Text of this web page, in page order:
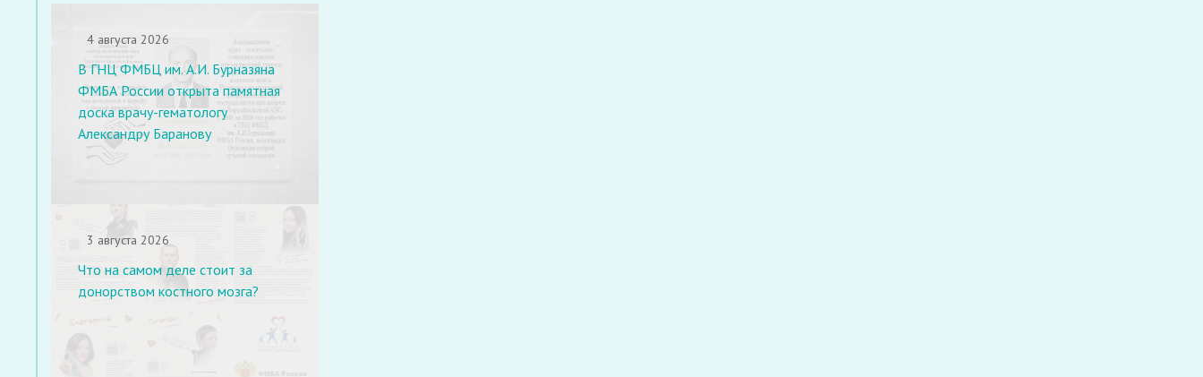
4 августа 2026
В ГНЦ ФМБЦ им. А.И. Бурназяна
ФМБА России открыта памятная
доска врачу-гематологу
Александру Баранову
3 августа 2026
Что на самом деле стоит за
донорством костного мозга?